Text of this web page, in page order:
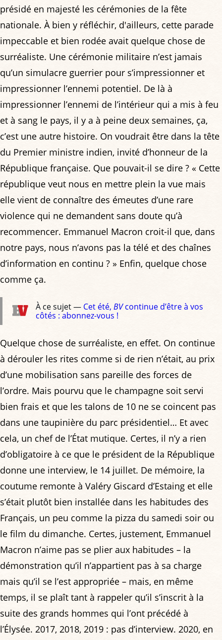
présidé en majesté les cérémonies de la fête
nationale. À bien y réfléchir, d'ailleurs, cette parade
impeccable et bien rodée avait quelque chose de
surréaliste. Une cérémonie militaire n’est jamais
qu’un simulacre guerrier pour s’impressionner et
impressionner l’ennemi potentiel. De là à
impressionner l’ennemi de l’intérieur qui a mis à feu
et à sang le pays, il y a à peine deux semaines, ça,
c’est une autre histoire. On voudrait être dans la tête
du Premier ministre indien, invité d’honneur de la
République française. Que pouvait-il se dire ? « Cette
république veut nous en mettre plein la vue mais
elle vient de connaître des émeutes d’une rare
violence qui ne demandent sans doute qu’à
recommencer. Emmanuel Macron croit-il que, dans
notre pays, nous n’avons pas la télé et des chaînes
d’information en continu ? » Enfin, quelque chose
comme ça.
À ce sujet — Cet été,BVcontinue d’être à vos
côtés : abonnez-vous !
Quelque chose de surréaliste, en effet. On continue
à dérouler les rites comme si de rien n’était, au prix
d’une mobilisation sans pareille des forces de
l’ordre. Mais pourvu que le champagne soit servi
bien frais et que les talons de 10 ne se coincent pas
dans une taupinière du parc présidentiel… Et avec
cela, un chef de l’État mutique. Certes, il n’y a rien
d’obligatoire à ce que le président de la République
donne une interview, le 14 juillet. De mémoire, la
coutume remonte à Valéry Giscard d’Estaing et elle
s’était plutôt bien installée dans les habitudes des
Français, un peu comme la pizza du samedi soir ou
le film du dimanche. Certes, justement, Emmanuel
Macron n’aime pas se plier aux habitudes – la
démonstration qu’il n’appartient pas à sa charge
mais qu’il se l’est appropriée – mais, en même
temps, il se plaît tant à rappeler qu’il s’inscrit à la
suite des grands hommes qui l’ont précédé à
l’Élysée. 2017, 2018, 2019 : pas d’interview. 2020, en